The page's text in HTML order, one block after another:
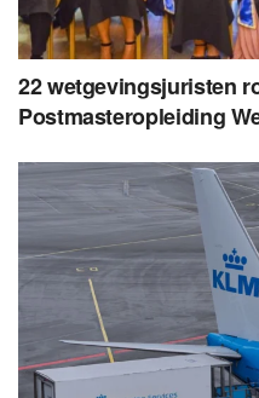
22 wetgevingsjuristen
Postmasteropleiding